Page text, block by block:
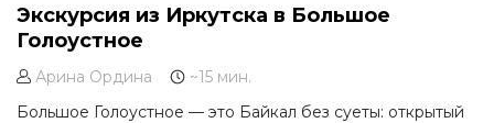
Экскурсия из Иркутска в Большое
Голоустное
Арина Ордина
~15 мин.
Большое Голоустное — это Байкал без суеты: открытый